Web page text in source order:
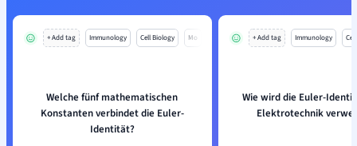
+ Add tag Immunology Cell Biology Mo
Welche fünf mathematischen
Konstanten verbindet die Euler-
Identität?
+ Add tag Immunology
Wie wird die Euler-
Elektrotechnik